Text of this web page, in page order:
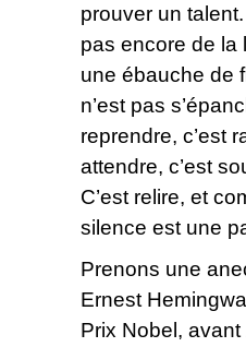
prouver un
pas encore de la
une ébauche de
n’est pas
reprendre, c’est
attendre, c’est
C’est relire, et
silence est une
Prenons une
Ernest
Prix Nobel, avant